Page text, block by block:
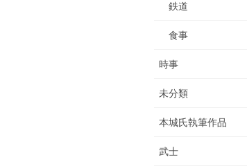
鉄道
食事
時事
未分類
本城氏執筆作品
武士